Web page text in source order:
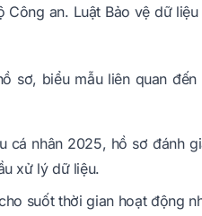
an. Luật Bảo vệ dữ
sơ, biểu mẫu liên quan
cá nhân 2025, hồ sơ đánh
xử lý dữ liệu.
suốt thời gian hoạt động